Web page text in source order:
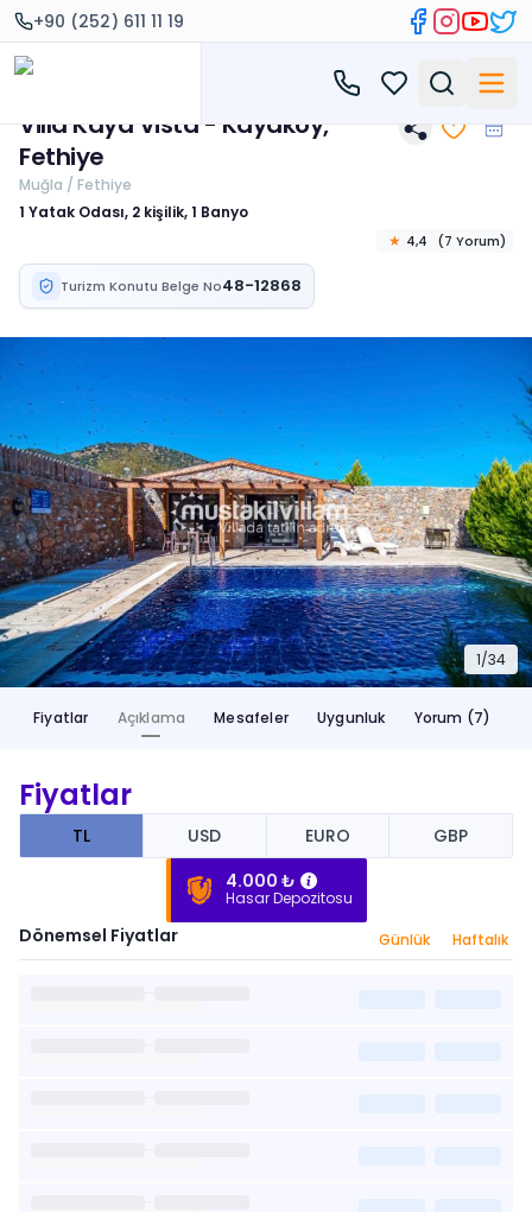
+90 (252) 611 11 19
Villa Kaya Vista - Kayaköy,
Fethiye
Muğla / Fethiye
1 Yatak Odası, 2 kişilik, 1 Banyo
★ 4,4 (7 Yorum)
Turizm Konutu Belge No48-12868
1/34
Fiyatlar Açıklama Mesafeler Uygunluk Yorum (7)
Fiyatlar
TL USD EURO
GBP
4.000 ₺
Hasar Depozitosu
Dönemsel Fiyatlar Günlük Haftalık